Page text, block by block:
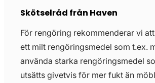
Skötselråd från Haven
För rengöring rekommenderar vi
ett milt rengöringsmedel som t.ex.
använda starka rengöringsmedel
utsätts givetvis för mer fukt än